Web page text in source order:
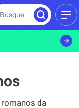
Busque
da